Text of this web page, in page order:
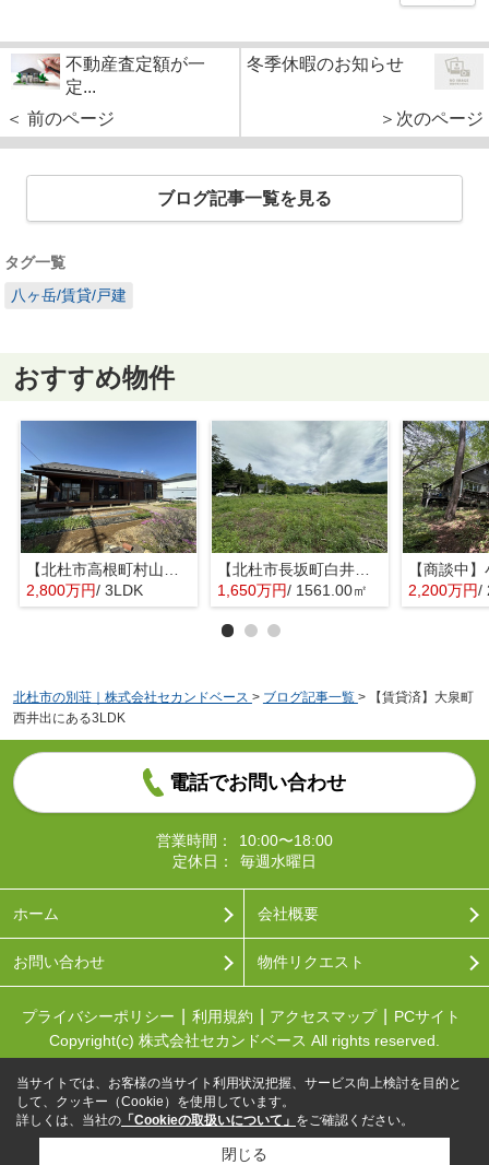
不動産査定額が一
定...
＜ 前のページ
冬季休暇のお知らせ
＞次のページ
ブログ記事一覧を見る
タグ一覧
八ヶ岳/賃貸/戸建
おすすめ物件
2,800万円/ 3LDK
【北杜市長坂町白井沢】八ヶ岳等の山並みが望める土地
1,650万円/ 1561.00㎡ 2,200万円/
北杜市の別荘｜株式会社セカンドベース > ブログ記事一覧 >
【賃貸済】大泉町
西井出にある3LDK
電話でお問い合わせ
営業時間：
10:00〜18:00
定休日：
毎週水曜日
ホーム 会社概要
お問い合わせ 物件リクエスト
プライバシーポリシー 利用規約 アクセスマップ
PCサイト
Copyright(c) 株式会社セカンドベース All rights reserved.
当サイトでは、お客様の当サイト利用状況把握、サービス向上検討を目的と
して、クッキー（Cookie）を使用しています。
詳しくは、当社の 「Cookieの取扱いについて」 をご確認ください。
閉じる